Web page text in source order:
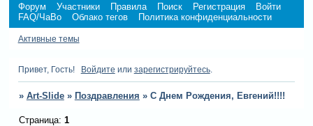
Форум Участники Правила Поиск Регистрация
Войти
FAQ/ЧаВо
Облако тегов Политика конфиденциальности
Активные темы
Привет, Гость! Войдите или зарегистрируйтесь.
» Art-Slide » Поздравления » С Днем Рождения, Евгений!!!!
Страница: 1